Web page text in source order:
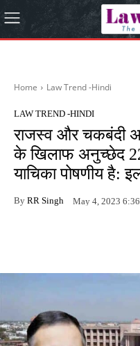
Home Law Trend -Hindi
LAW TREND -HINDI
राजस्व और चकबंदी
के खिलाफ अनुच्छेद
याचिका पोषणीय है:
By RR Singh May 4, 2023